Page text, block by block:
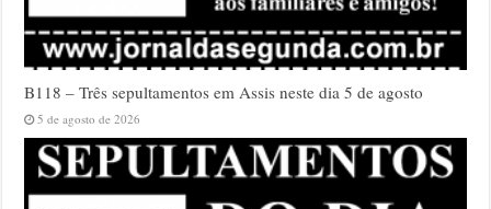
B118 – Três sepultamentos em Assis neste dia 5 de agosto
5 de agosto de 2026